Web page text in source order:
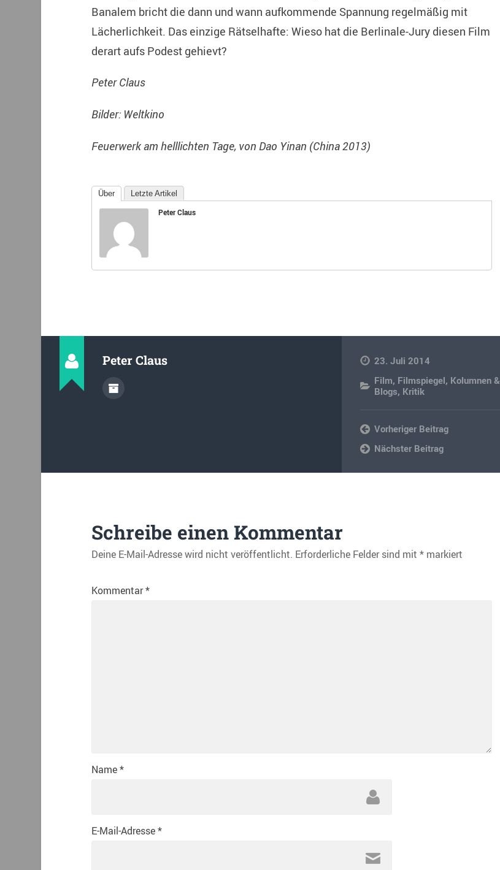
Banalem bricht die dann und wann aufkommende Spannung regelmäßig mit
Lächerlichkeit. Das einzige Rätselhafte: Wieso hat die Berlinale-Jury diesen Film
derart aufs Podest gehievt?
Peter Claus
Bilder: Weltkino
Feuerwerk am helllichten Tage, von Dao Yinan (China 2013)
Über Letzte Artikel
Peter Claus
Peter Claus
23. Juli 2014
Film, Filmspiegel, Kolumnen &
Blogs, Kritik
Vorheriger Beitrag
Nächster Beitrag
Schreibe einen Kommentar
Deine E-Mail-Adresse wird nicht veröffentlicht. Erforderliche Felder sind mit *markiert
Kommentar*
Name*
E-Mail-Adresse*